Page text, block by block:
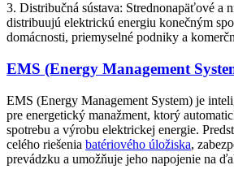
3. Distribučná sústava: Strednonapäťové a
distribuujú elektrickú energiu konečným
domácnosti, priemyselné podniky a
EMS (Energy Management
EMS (Energy Management System) je
pre energetický manažment, ktorý
spotrebu a výrobu elektrickej energie.
celého riešenia batériového úložiska,
prevádzku a umožňuje jeho napojenie na